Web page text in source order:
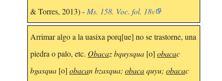
& Torres, 2013) - Ms. 158. Voc. fol. 18v
Arrimar algo a la uasixa porq[ue] no se trastorne, una
piedra o palo, etc. Obacaz bquysqua [o] obacac
bgasqua [o] obacan bzasqua; obacaquyu; obacac